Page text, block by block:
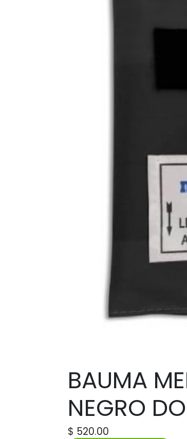
BAUMA
NEGRO
$ 520.00